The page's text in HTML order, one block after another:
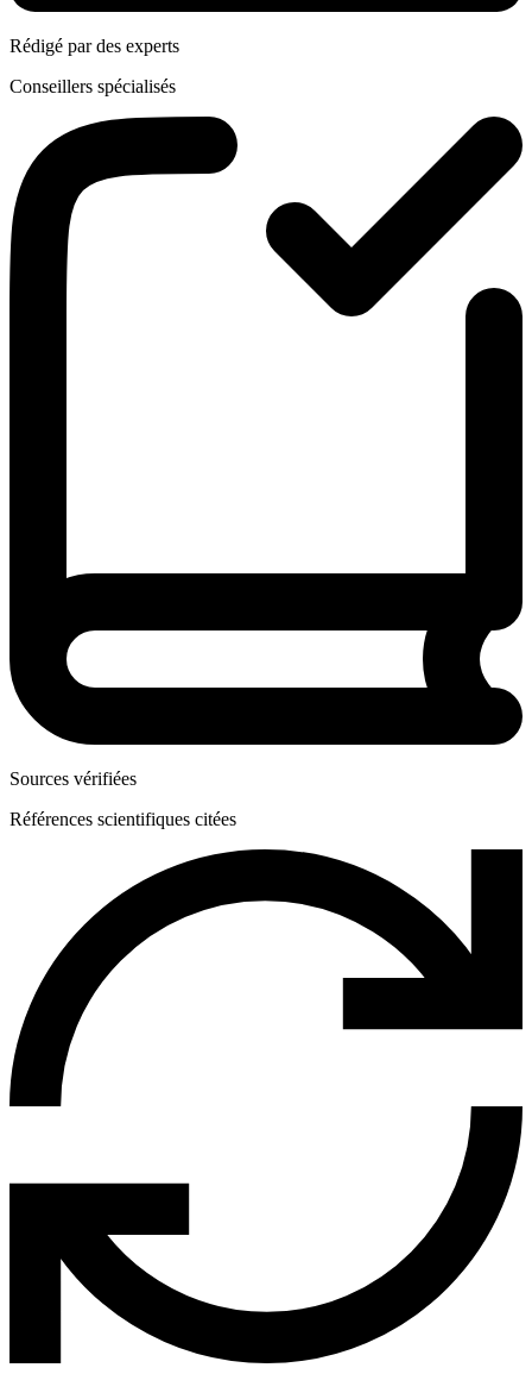
Rédigé par des experts
Conseillers spécialisés
Sources vérifiées
Références scientifiques citées